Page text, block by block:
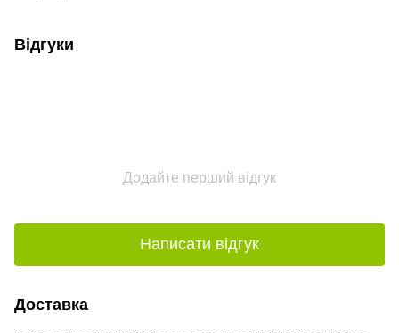
Відгуки
Додайте перший відгук
Написати відгук
Доставка